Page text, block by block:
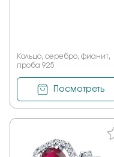
Кольцо, серебро, фианит,
проба 925
Посмотреть